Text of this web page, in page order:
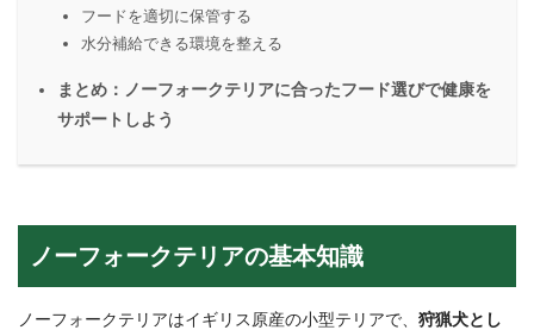
フードを適切に保管する
水分補給できる環境を整える
まとめ：ノーフォークテリアに合ったフード選びで健康を
サポートしよう
ノーフォークテリアの基本知識
ノーフォークテリアはイギリス原産の小型テリアで、 狩猟犬とし